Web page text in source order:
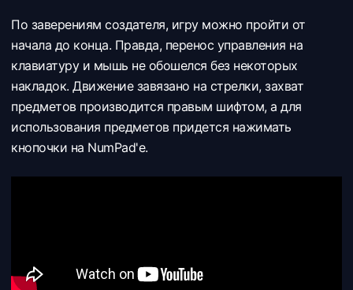
По заверениям создателя, игру можно пройти от
начала до конца. Правда, перенос управления на
клавиатуру и мышь не обошелся без некоторых
накладок. Движение завязано на стрелки, захват
предметов производится правым шифтом, а для
использования предметов придется нажимать
кнопочки на NumPad'e.